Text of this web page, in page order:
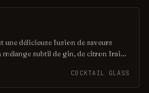
une délicieuse fusion de saveurs
mélange subtil de gin, de citron frais
pour les soirées entre amis. Sa
effervescence irrésistible qui
COCKTAIL GLASS